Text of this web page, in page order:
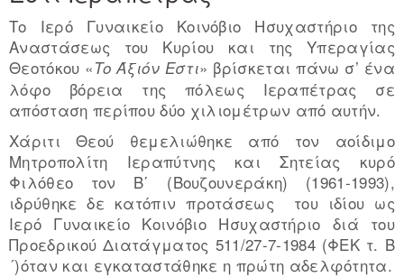
Το Ιερό Γυναικείο Κοινόβιο Ησυχαστήριο της
Αναστάσεως του Κυρίου και της Υπεραγίας
Θεοτόκου «Το Άξιόν Εστι» βρίσκεται πάνω σ’ ένα
λόφο βόρεια της πόλεως Ιεραπέτρας σε
απόσταση περίπου δύο χιλιομέτρων από αυτήν.
Χάριτι Θεού θεμελιώθηκε από τον αοίδιμο
Μητροπολίτη Ιεραπύτνης και Σητείας κυρό
Φιλόθεο τον Β΄ (Βουζουνεράκη) (1961-1993),
ιδρύθηκε δε κατόπιν προτάσεως του ιδίου ως
Ιερό Γυναικείο Κοινόβιο Ησυχαστήριο διά του
Προεδρικού Διατάγματος 511/27-7-1984 (ΦΕΚ τ. Β
´)όταν και εγκαταστάθηκε η πρώτη αδελφότητα.